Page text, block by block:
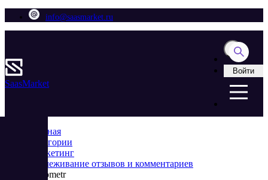
info@saasmarket.ru
SaasMarket
Войти
Главная
Категории
Маркетинг
Отслеживание отзывов и комментариев
Repometr